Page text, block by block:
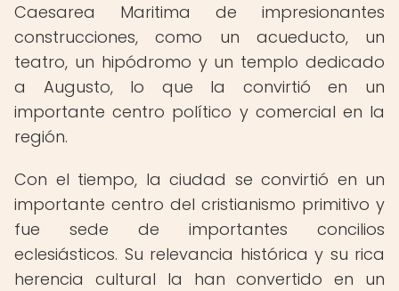
Caesarea Maritima de impresionantes
construcciones, como un acueducto, un
teatro, un hipódromo y un templo dedicado
a Augusto, lo que la convirtió en un
importante centro político y comercial en la
región.
Con el tiempo, la ciudad se convirtió en un
importante centro del cristianismo primitivo y
fue sede de importantes concilios
eclesiásticos. Su relevancia histórica y su rica
herencia cultural la han convertido en un